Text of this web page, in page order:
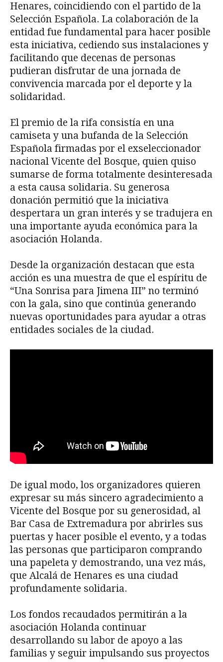
Henares, coincidiendo con el partido de la
Selección Española. La colaboración de la
entidad fue fundamental para hacer posible
esta iniciativa, cediendo sus instalaciones y
facilitando que decenas de personas
pudieran disfrutar de una jornada de
convivencia marcada por el deporte y la
solidaridad.
El premio de la rifa consistía en una
camiseta y una bufanda de la Selección
Española firmadas por el exseleccionador
nacional Vicente del Bosque, quien quiso
sumarse de forma totalmente desinteresada
a esta causa solidaria. Su generosa
donación permitió que la iniciativa
despertara un gran interés y se tradujera en
una importante ayuda económica para la
asociación Holanda.
Desde la organización destacan que esta
acción es una muestra de que el espíritu de
“Una Sonrisa para Jimena III” no terminó
con la gala, sino que continúa generando
nuevas oportunidades para ayudar a otras
entidades sociales de la ciudad.
De igual modo, los organizadores quieren
expresar su más sincero agradecimiento a
Vicente del Bosque por su generosidad, al
Bar Casa de Extremadura por abrirles sus
puertas y hacer posible el evento, y a todas
las personas que participaron comprando
una papeleta y demostrando, una vez más,
que Alcalá de Henares es una ciudad
profundamente solidaria.
Los fondos recaudados permitirán a la
asociación Holanda continuar
desarrollando su labor de apoyo a las
familias y seguir impulsando sus proyectos